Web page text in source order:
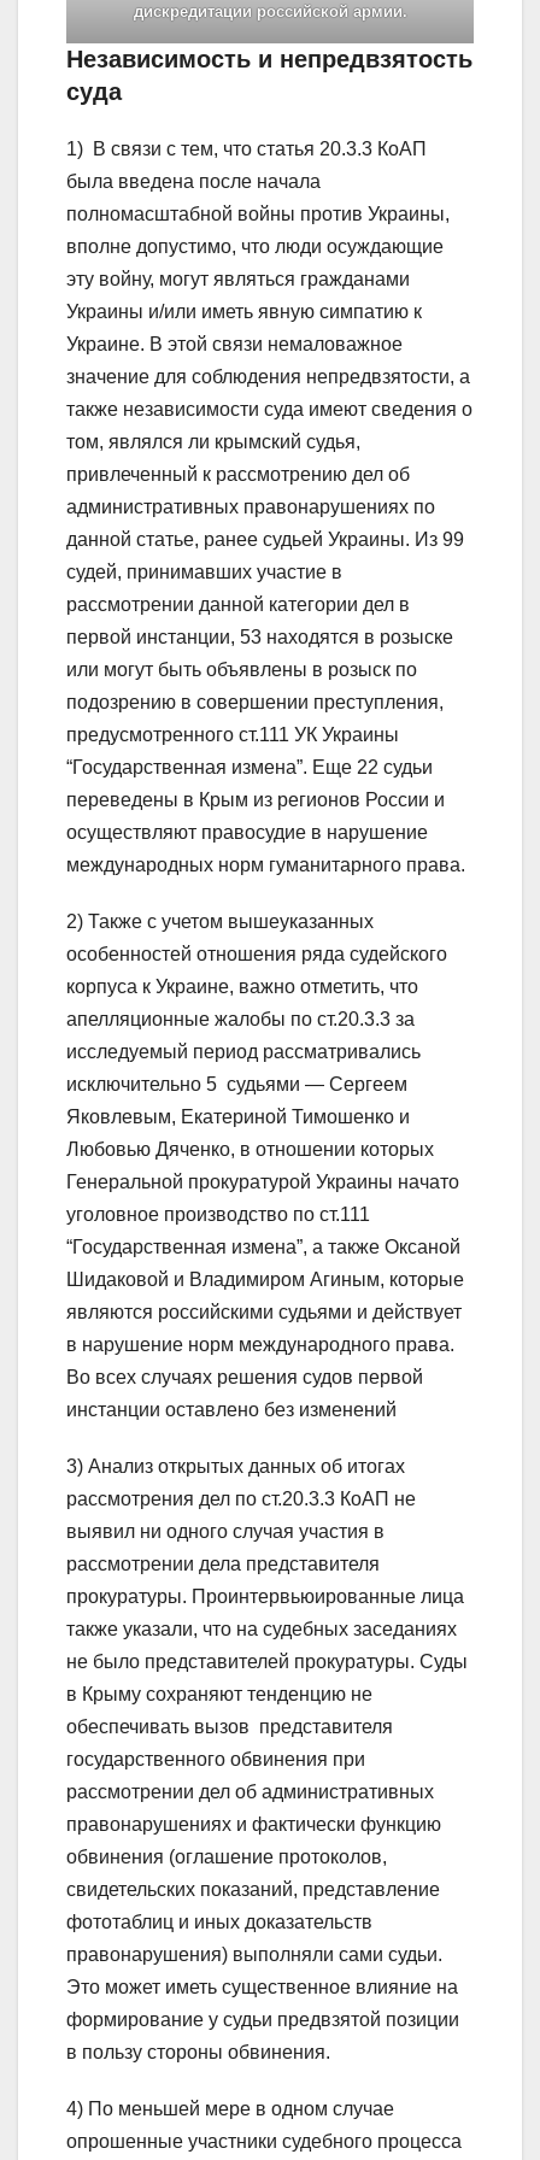
дискредитации российской армии.
Независимость и непредвзятость
суда
1) В связи с тем, что статья 20.3.3 КоАП
была введена после начала
полномасштабной войны против Украины,
вполне допустимо, что люди осуждающие
эту войну, могут являться гражданами
Украины и/или иметь явную симпатию к
Украине. В этой связи немаловажное
значение для соблюдения непредвзятости, а
также независимости суда имеют сведения о
том, являлся ли крымский судья,
привлеченный к рассмотрению дел об
административных правонарушениях по
данной статье, ранее судьей Украины. Из 99
судей, принимавших участие в
рассмотрении данной категории дел в
первой инстанции, 53 находятся в розыске
или могут быть объявлены в розыск по
подозрению в совершении преступления,
предусмотренного ст.111 УК Украины
“Государственная измена”. Еще 22 судьи
переведены в Крым из регионов России и
осуществляют правосудие в нарушение
международных норм гуманитарного права.
2) Также с учетом вышеуказанных
особенностей отношения ряда судейского
корпуса к Украине, важно отметить, что
апелляционные жалобы по ст.20.3.3 за
исследуемый период рассматривались
исключительно 5 судьями — Сергеем
Яковлевым, Екатериной Тимошенко и
Любовью Дяченко, в отношении которых
Генеральной прокуратурой Украины начато
уголовное производство по ст.111
“Государственная измена”, а также Оксаной
Шидаковой и Владимиром Агиным, которые
являются российскими судьями и действует
в нарушение норм международного права.
Во всех случаях решения судов первой
инстанции оставлено без изменений
3) Анализ открытых данных об итогах
рассмотрения дел по ст.20.3.3 КоАП не
выявил ни одного случая участия в
рассмотрении дела представителя
прокуратуры. Проинтервьюированные лица
также указали, что на судебных заседаниях
не было представителей прокуратуры. Суды
в Крыму сохраняют тенденцию не
обеспечивать вызов представителя
государственного обвинения при
рассмотрении дел об административных
правонарушениях и фактически функцию
обвинения (оглашение протоколов,
свидетельских показаний, представление
фототаблиц и иных доказательств
правонарушения) выполняли сами судьи.
Это может иметь существенное влияние на
формирование у судьи предвзятой позиции
в пользу стороны обвинения.
4) По меньшей мере в одном случае
опрошенные участники судебного процесса